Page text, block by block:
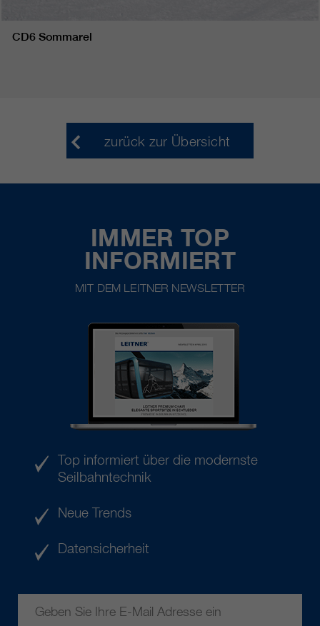
CD6 Sommarel
zurück zur Übersicht
IMMER TOP
INFORMIERT
MIT DEM LEITNER NEWSLETTER
Top informiert über die modernste
Seilbahntechnik
Neue Trends
Datensicherheit